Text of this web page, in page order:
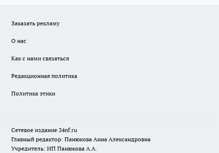
Заказать рекламу
О нас
Как с нами связаться
Редакционная политика
Политика этики
Сетевое издание 24nf.ru
Главный редактор: Панюкова Анна Александровна
Учредитель: ИП Панюкова А.А.